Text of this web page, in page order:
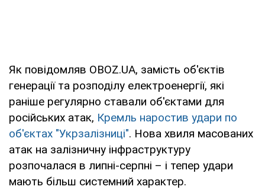
Як повідомляв OBOZ.UA, замість об'єктів
генерації та розподілу електроенергії, які
раніше регулярно ставали об'єктами для
російських атак, Кремль наростив удари по
об'єктах "Укрзалізниці". Нова хвиля масованих
атак на залізничну інфраструктуру
розпочалася в липні-серпні – і тепер удари
мають більш системний характер.